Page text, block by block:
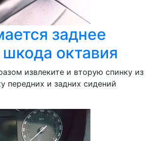
заднее
октавия
извлеките и вторую спинку из
передних и задних сидений